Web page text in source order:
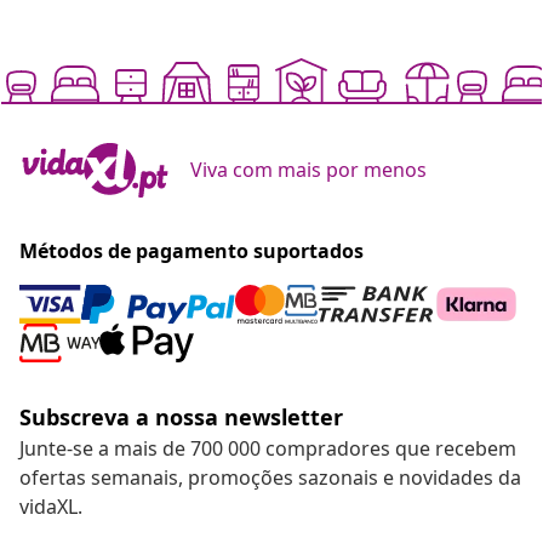
Viva com mais por menos
Métodos de pagamento suportados
Subscreva a nossa newsletter
Junte-se a mais de 700 000 compradores que recebem
ofertas semanais, promoções sazonais e novidades da
vidaXL.